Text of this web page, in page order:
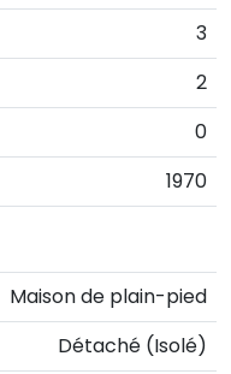
3
2
0
1970
Maison de plain-pied
Détaché (Isolé)